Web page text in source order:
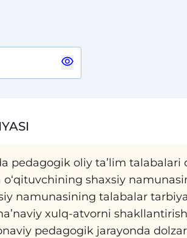
pedagogik oliy ta’lim talabalari
shaxsiy
namunasining talabalar
xulq-atvorni
pedagogik jarayonda